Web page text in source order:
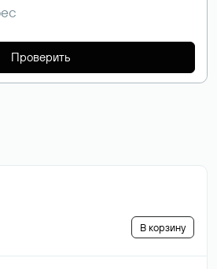
Проверить
В корзину